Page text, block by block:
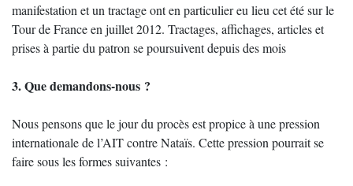
manifestation et un tractage ont en particulier eu lieu cet été sur le
Tour de France en juillet 2012. Tractages, affichages, articles et
prises à partie du patron se poursuivent depuis des mois
3. Que demandons-nous ?
Nous pensons que le jour du procès est propice à une pression
internationale de l’AIT contre Nataïs. Cette pression pourrait se
faire sous les formes suivantes :